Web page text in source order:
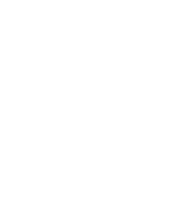
wdrożony mechanizm, który
Pliki cookies własne
a pliki cookies podmiotów